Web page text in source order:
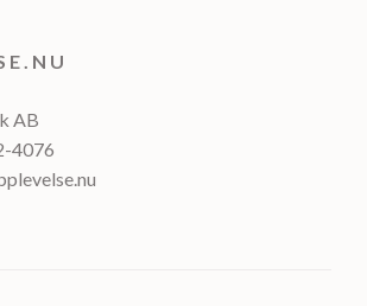
AB
4076